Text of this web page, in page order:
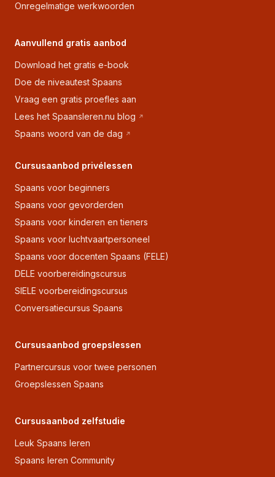
Onregelmatige werkwoorden
Aanvullend gratis aanbod
Download het gratis e-book
Doe de niveautest Spaans
Vraag een gratis proefles aan
Lees het Spaansleren.nu blog
Spaans woord van de dag
Cursusaanbod privélessen
Spaans voor beginners
Spaans voor gevorderden
Spaans voor kinderen en tieners
Spaans voor luchtvaartpersoneel
Spaans voor docenten Spaans (FELE)
DELE voorbereidingscursus
SIELE voorbereidingscursus
Conversatiecursus Spaans
Cursusaanbod groepslessen
Partnercursus voor twee personen
Groepslessen Spaans
Cursusaanbod zelfstudie
Leuk Spaans leren
Spaans leren Community